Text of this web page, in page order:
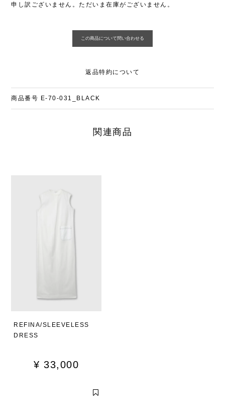
申し訳ございません。ただいま在庫がございません。
返品特約について
商品番号 E-70-031_BLACK
関連商品
REFINA/SLEEVELESS
DRESS
¥ 33,000